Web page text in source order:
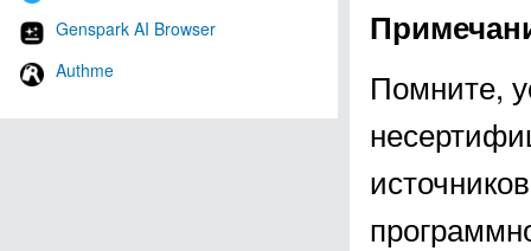
Genspark AI Browser
Authme
Помните,